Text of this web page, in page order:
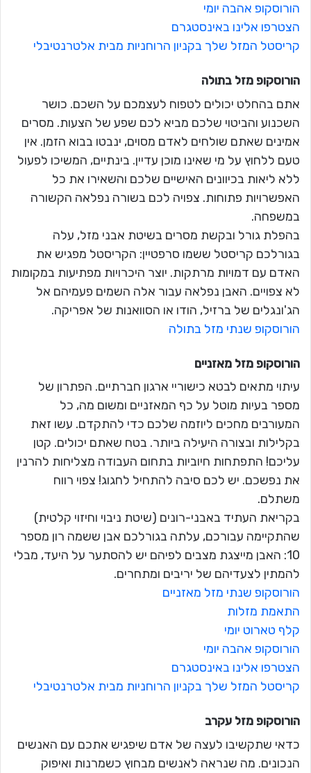
הורוסקופ אהבה יומי
הצטרפו אלינו באינסטגרם
קריסטל המזל שלך בקניון הרוחניות מבית אלטרנטיבלי
הורוסקופ מזל בתולה
אתם בהחלט יכולים לטפוח לעצמכם על השכם. כושר
השכנוע והביטוי שלכם מביא לכם שפע של הצעות. מסרים
אמינים שאתם שולחים לאדם מסוים, ינבטו בבוא הזמן. אין
טעם ללחוץ על מי שאינו מוכן עדיין. בינתיים, המשיכו לפעול
ללא ליאות בכיוונים האישיים שלכם והשאירו את כל
האפשרויות פתוחות. צפויה לכם בשורה נפלאה הקשורה
במשפחה.
בהפלת גורל ובקשת מסרים בשיטת אבני מזל, עלה
בגורלכם קריסטל ששמו סרפטיין: הקריסטל מפגיש את
האדם עם דמויות מרתקות. יוצר היכרויות מפתיעות במקומות
לא צפויים. האבן נפלאה עבור אלה השמים פעמיהם אל
הג'ונגלים של ברזיל, הודו או הסוואנות של אפריקה.
הורוסקופ שנתי מזל בתולה
הורוסקופ מזל מאזניים
עיתוי מתאים לבטא כישוריי ארגון חברתיים. הפתרון של
מספר בעיות מוטל על כף המאזניים ומשום מה, כל
המעורבים מחכים ליוזמה שלכם כדי להתקדם. עשו זאת
בקלילות ובצורה היעילה ביותר. בטח שאתם יכולים. קטן
עליכם! התפתחות חיוביות בתחום העבודה מצליחות להרנין
את נפשכם. יש לכם סיבה להתחיל לחגוג! צפוי רווח
משתלם.
בקריאת העתיד באבני-רונים (שיטת ניבוי וחיזוי קלטית)
שהתקיימה עבורכם, עלתה בגורלכם אבן ששמה רון מספר
10: האבן מייצגת מצבים לפיהם יש להסתער על היעד, מבלי
להמתין לצעדיהם של יריבים ומתחרים.
הורוסקופ שנתי מזל מאזניים
התאמת מזלות
קלף טארוט יומי
הורוסקופ אהבה יומי
הצטרפו אלינו באינסטגרם
קריסטל המזל שלך בקניון הרוחניות מבית אלטרנטיבלי
הורוסקופ מזל עקרב
כדאי שתקשיבו לעצה של אדם שיפגיש אתכם עם האנשים
הנכונים. מה שנראה לאנשים מבחוץ כשמרנות ואיפוק